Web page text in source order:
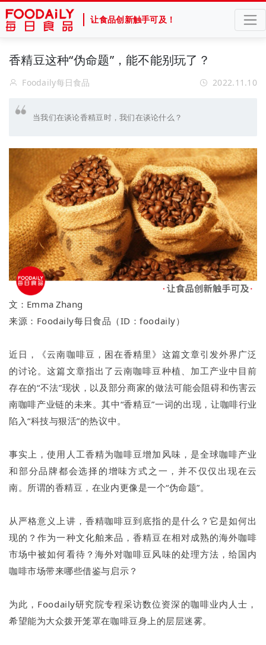
让食品创新触手可及！
香精豆这种“伪命题”，能不能别玩了？
Foodaily每日食品 2022.11.10
当我们在谈论香精豆时，我们在谈论什么？
文：Emma Zhang
来源：Foodaily每日食品（ID：foodaily）
近日，《云南咖啡豆，困在香精里》这篇文章引发外界广泛
的讨论。这篇文章指出了云南咖啡豆种植、加工产业中目前
存在的“不法”现状，以及部分商家的做法可能会阻碍和伤害云
南咖啡产业链的未来。其中“香精豆”一词的出现，让咖啡行业
陷入“科技与狠活”的热议中。
事实上，使用人工香精为咖啡豆增加风味，是全球咖啡产业
和部分品牌都会选择的增味方式之一，并不仅仅出现在云
南。所谓的香精豆，在业内更像是一个“伪命题”。
从严格意义上讲，香精咖啡豆到底指的是什么？它是如何出
现的？作为一种文化舶来品，香精豆在相对成熟的海外咖啡
市场中被如何看待？海外对咖啡豆风味的处理方法，给国内
咖啡市场带来哪些借鉴与启示？
为此，Foodaily研究院专程采访数位资深的咖啡业内人士，
希望能为大众拨开笼罩在咖啡豆身上的层层迷雾。